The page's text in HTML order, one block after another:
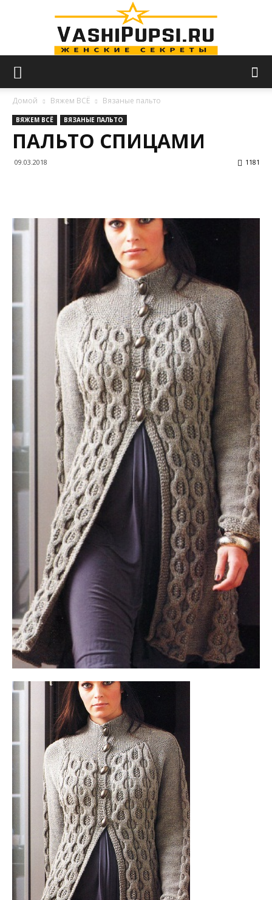
—
секреты
Домой Вяжем ВСЁ Вязаные пальто
ВЯЖЕМ ВСЁ ВЯЗАНЫЕ ПАЛЬТО
ПАЛЬТО СПИЦАМИ
09.03.2018 1181